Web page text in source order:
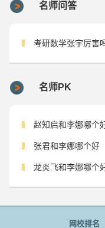
名师问答
考研数学张宇厉害
名师PK
赵知启和李娜哪个
张君和李娜哪个好
龙炎飞和李娜哪个
网校排名